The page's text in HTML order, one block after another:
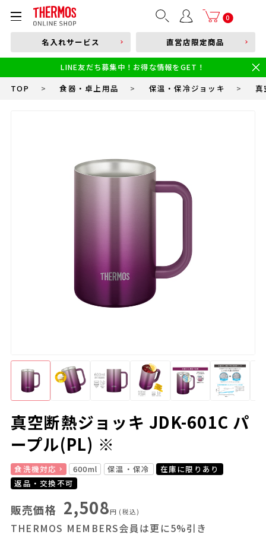
0
部品購入はこちら
本体品番やキーワードを入力
食洗機対応 新製品
幼児・園児向け水筒
小学生 低・中学年向け水筒
小学生 中・高学年向け水筒
名入れサービス 直営店限定商品
LINE友だち募集中！お得な情報をGET！
TOP > 食器・卓上用品 > 保温・保冷ジョッキ > 真
真空断熱ジョッキ JDK-601C パ
ープル(PL) ※
食洗機対応 600ml 保温・保冷
在庫に限りあり
返品・交換不可
販売価格 2,508円 (税込)
THERMOS MEMBERS会員は更に5%引き